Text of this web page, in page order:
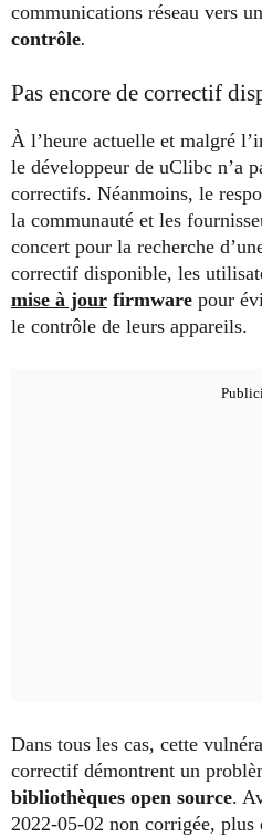
communications réseau vers un
contrôle.
Pas encore de correctif
À l’heure actuelle et malgré
le développeur de uClibc n’a
correctifs. Néanmoins, le
la communauté et les
concert pour la recherche
correctif disponible, les
mise à jour firmware pour
le contrôle de leurs appareils.
Dans tous les cas, cette
correctif démontrent un
bibliothèques open source.
2022-05-02 non corrigée, plus